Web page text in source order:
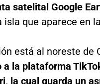
satelital Google
isla que aparece en
está al noreste de
a la plataforma
la cual guarda un